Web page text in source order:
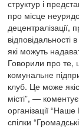
структур і
про місце
децентралізації,
які можуть
Говорили про те,
комунальне
клуб. Це може
місті”, — коментує
організації
спілки